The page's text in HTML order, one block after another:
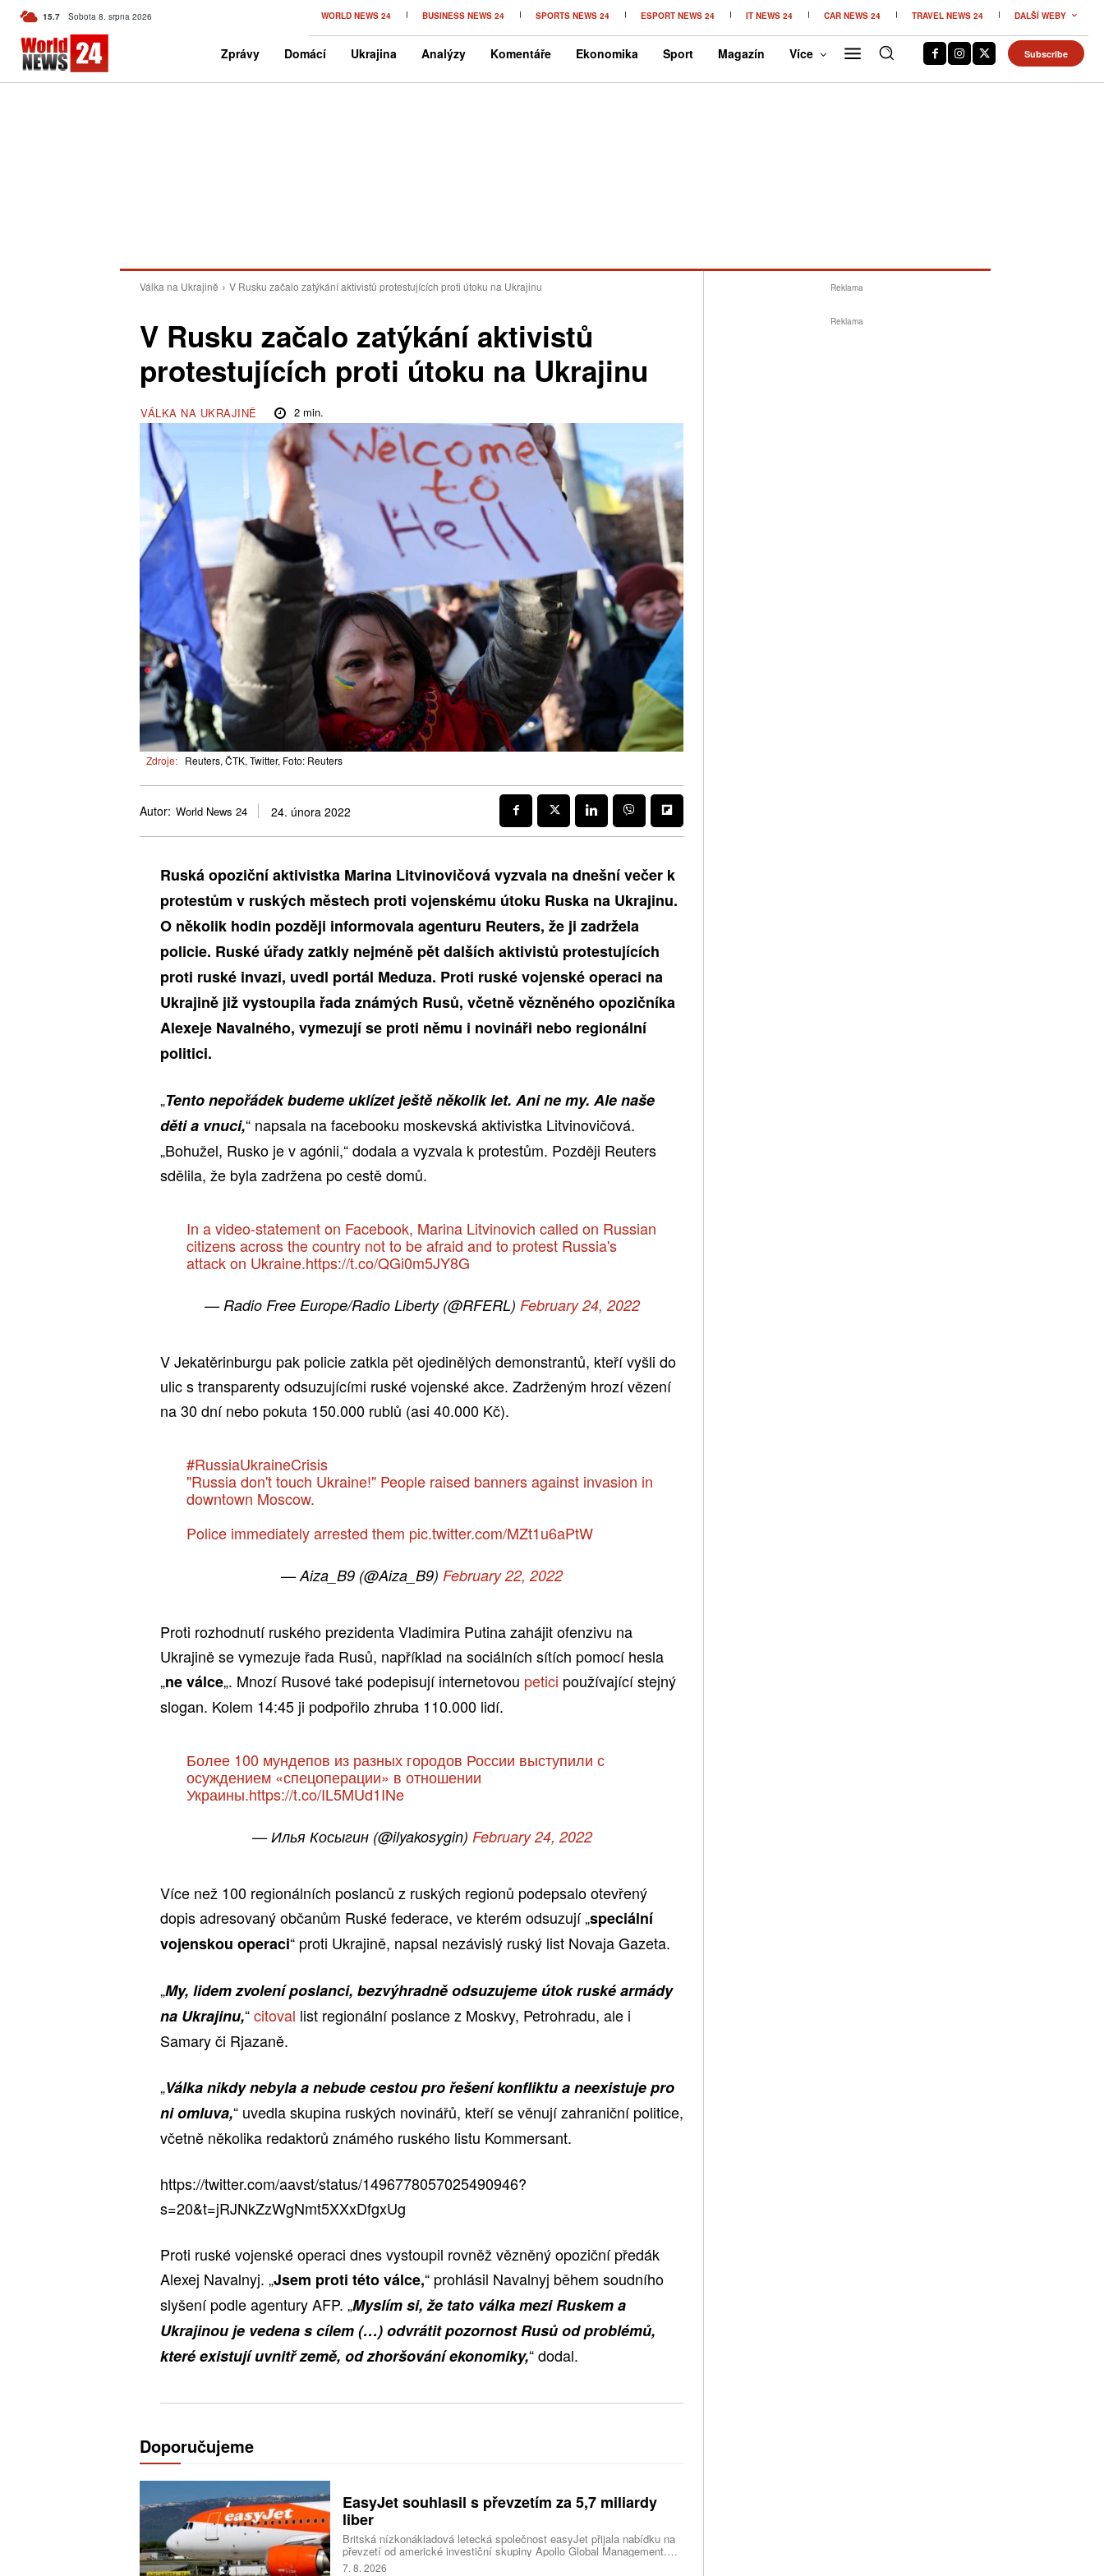
15.7 C Czech
Sobota 8. srpna 2026 WORLD NEWS 24 BUSINESS NEWS 24 SPORTS NEWS 24 ESPORT NEWS 24 IT NEWS 24 CAR NEWS 24 TRAVEL NEWS 24 DALŠÍ WEBY
Zprávy Domácí Ukrajina Analýzy Komentáře Ekonomika Sport Magazín Více Subscribe
Válka na Ukrajině V Rusku začalo zatýkání aktivistů protestujících proti útoku na Ukrajinu
V Rusku začalo zatýkání aktivistů
protestujících proti útoku na Ukrajinu
VÁLKA NA UKRAJINĚ 2min.
Zdroje: Reuters, ČTK, Twitter, Foto: Reuters
Autor: World News 24 24. února 2022
Ruská opoziční aktivistka Marina Litvinovičová vyzvala na dnešní večer k
protestům v ruských městech proti vojenskému útoku Ruska na Ukrajinu.
O několik hodin později informovala agenturu Reuters, že ji zadržela
policie. Ruské úřady zatkly nejméně pět dalších aktivistů protestujících
proti ruské invazi, uvedl portál Meduza. Proti ruské vojenské operaci na
Ukrajině již vystoupila řada známých Rusů, včetně vězněného opozičníka
Alexeje Navalného, vymezují se proti němu i novináři nebo regionální
politici.
„Tento nepořádek budeme uklízet ještě několik let. Ani ne my. Ale naše
děti a vnuci,“ napsala na facebooku moskevská aktivistka Litvinovičová.
„Bohužel, Rusko je v agónii,“ dodala a vyzvala k protestům. Později Reuters
sdělila, že byla zadržena po cestě domů.
In a video-statement on Facebook, Marina Litvinovich called on Russian
citizens across the country not to be afraid and to protest Russia's
attack on Ukraine.https://t.co/QGi0m5JY8G
— Radio Free Europe/Radio Liberty (@RFERL) February 24, 2022
V Jekatěrinburgu pak policie zatkla pět ojedinělých demonstrantů, kteří vyšli do
ulic s transparenty odsuzujícími ruské vojenské akce. Zadrženým hrozí vězení
na 30 dní nebo pokuta 150.000 rublů (asi 40.000 Kč).
#RussiaUkraineCrisis
"Russia don't touch Ukraine!" People raised banners against invasion in
downtown Moscow.
Police immediately arrested them pic.twitter.com/MZt1u6aPtW
— Aiza_B9 (@Aiza_B9) February 22, 2022
Proti rozhodnutí ruského prezidenta Vladimira Putina zahájit ofenzivu na
Ukrajině se vymezuje řada Rusů, například na sociálních sítích pomocí hesla
„ne válce„. Mnozí Rusové také podepisují internetovou petici používající stejný
slogan. Kolem 14:45 ji podpořilo zhruba 110.000 lidí.
Более 100 мундепов из разных городов России выступили с
осуждением «спецоперации» в отношении
Украины.https://t.co/IL5MUd1INe
— Илья Косыгин (@ilyakosygin) February 24, 2022
Více než 100 regionálních poslanců z ruských regionů podepsalo otevřený
dopis adresovaný občanům Ruské federace, ve kterém odsuzují „speciální
vojenskou operaci“ proti Ukrajině, napsal nezávislý ruský list Novaja Gazeta.
„My, lidem zvolení poslanci, bezvýhradně odsuzujeme útok ruské armády
na Ukrajinu,“citoval list regionální poslance z Moskvy, Petrohradu, ale i
Samary či Rjazaně.
„Válka nikdy nebyla a nebude cestou pro řešení konfliktu a neexistuje pro
ni omluva,“ uvedla skupina ruských novinářů, kteří se věnují zahraniční politice,
včetně několika redaktorů známého ruského listu Kommersant.
https://twitter.com/aavst/status/1496778057025490946?
s=20&t=jRJNkZzWgNmt5XXxDfgxUg
Proti ruské vojenské operaci dnes vystoupil rovněž vězněný opoziční předák
Alexej Navalnyj. „Jsem proti této válce,“ prohlásil Navalnyj během soudního
slyšení podle agentury AFP. „Myslím si, že tato válka mezi Ruskem a
Ukrajinou je vedena s cílem (…) odvrátit pozornost Rusů od problémů,
které existují uvnitř země, od zhoršování ekonomiky,“ dodal.
Doporučujeme
EasyJet souhlasil s převzetím za 5,7 miliardy
liber
Britská nízkonákladová letecká společnost easyJet přijala nabídku na
převzetí od americké investiční skupiny Apollo Global Management.
Transakce oceňuje aerolinku na 5,7 miliardy liber, tedy přibližně 162
7. 8. 2026
Reklama
Reklama